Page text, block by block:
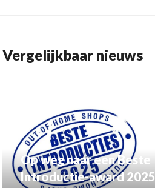
Vergelijkbaar nieuws
Op weg naar een Beste
Introductie-award 2025